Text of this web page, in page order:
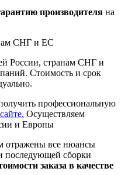
производителя на
СНГ и ЕС
России, странам СНГ и
Стоимость и срок
профессиональную
Осуществляем
и Европы
отражены все нюансы
последующей сборки
заказа в качестве